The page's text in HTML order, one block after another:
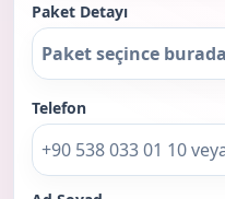
Paket Detayı
Telefon